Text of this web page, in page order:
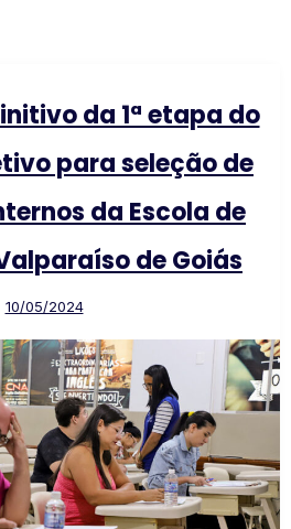
da 1ª etapa do
para seleção de
da Escola de
de Goiás
10/05/2024